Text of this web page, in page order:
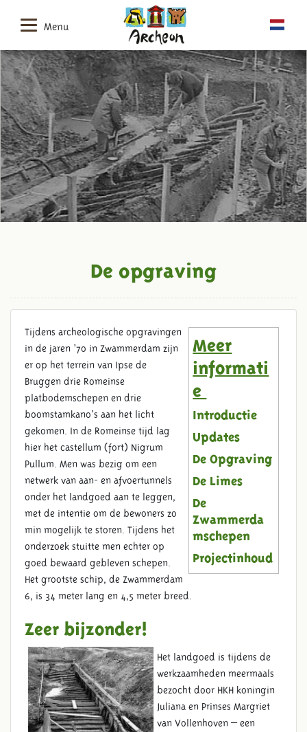
Menu
DE OPGRAVING
De opgraving
Meer
informati
e
Introductie
Updates
De Opgraving
De Limes
De
Zwammerda
mschepen
Projectinhoud
Tijdens archeologische opgravingen
in de jaren ’70 in Zwammerdam zijn
er op het terrein van Ipse de
Bruggen drie Romeinse
platbodemschepen en drie
boomstamkano’s aan het licht
gekomen. In de Romeinse tijd lag
hier het castellum (fort) Nigrum
Pullum. Men was bezig om een
netwerk van aan- en afvoertunnels
onder het landgoed aan te leggen,
met de intentie om de bewoners zo
min mogelijk te storen. Tijdens het
onderzoek stuitte men echter op
goed bewaard gebleven schepen.
Het grootste schip, de Zwammerdam
6, is 34 meter lang en 4,5 meter breed.
Zeer bijzonder!
Het landgoed is tijdens de
werkzaamheden meermaals
bezocht door HKH koningin
Juliana en Prinses Margriet
van Vollenhoven – een